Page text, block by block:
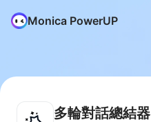
Monica PowerUP
多輪對話總結器